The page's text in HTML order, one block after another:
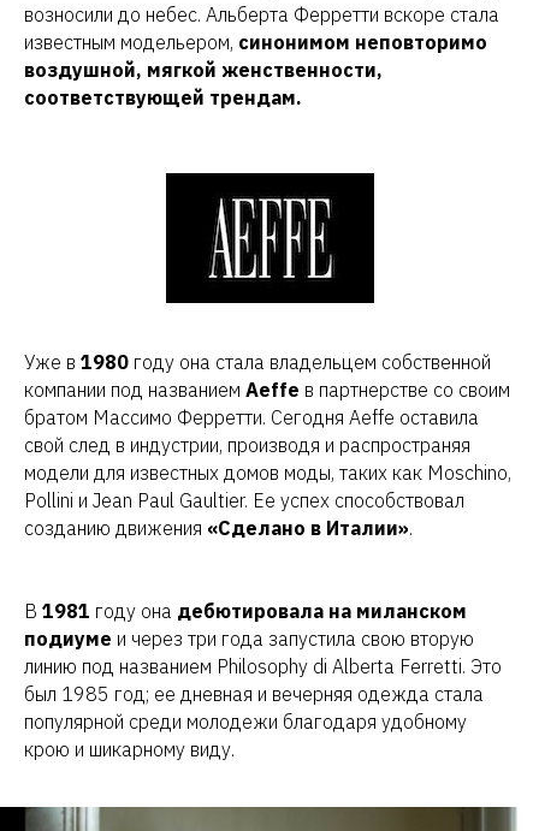
возносили до небес. Альберта Ферретти вскоре стала
известным модельером, синонимом неповторимо
воздушной, мягкой женственности,
соответствующей трендам.
Уже в 1980 году она стала владельцем собственной
компании под названием Aeffe в партнерстве со своим
братом Массимо Ферретти. Сегодня Aeffe оставила
свой след в индустрии, производя и распространяя
модели для известных домов моды, таких как Moschino,
Pollini и Jean Paul Gaultier. Ее успех способствовал
созданию движения «Сделано в Италии».
В 1981 году она дебютировала на миланском
подиуме и через три года запустила свою вторую
линию под названием Philosophy di Alberta Ferretti. Это
был 1985 год; ее дневная и вечерняя одежда стала
популярной среди молодежи благодаря удобному
крою и шикарному виду.